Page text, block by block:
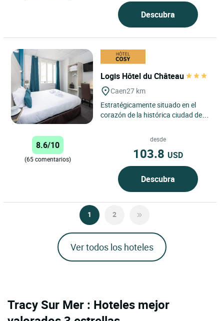
Descubra
Logis Hôtel du Château
Caen27 km
Estratégicamente situado en el
corazón de la histórica ciudad de
goza de una ubicación...
8.6/10
(65 comentarios)
desde
103.8 USD
Descubra
1 2
Ver todos los hoteles
Tracy Sur Mer : Hoteles mejor